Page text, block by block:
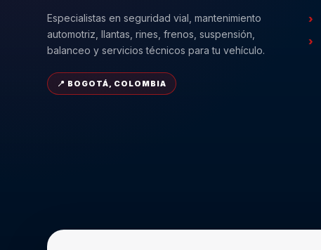
Especialistas en seguridad vial, mantenimiento
automotriz, llantas, rines, frenos, suspensión,
balanceo y servicios técnicos para tu vehículo.
📍 BOGOTÁ, COLOMBIA